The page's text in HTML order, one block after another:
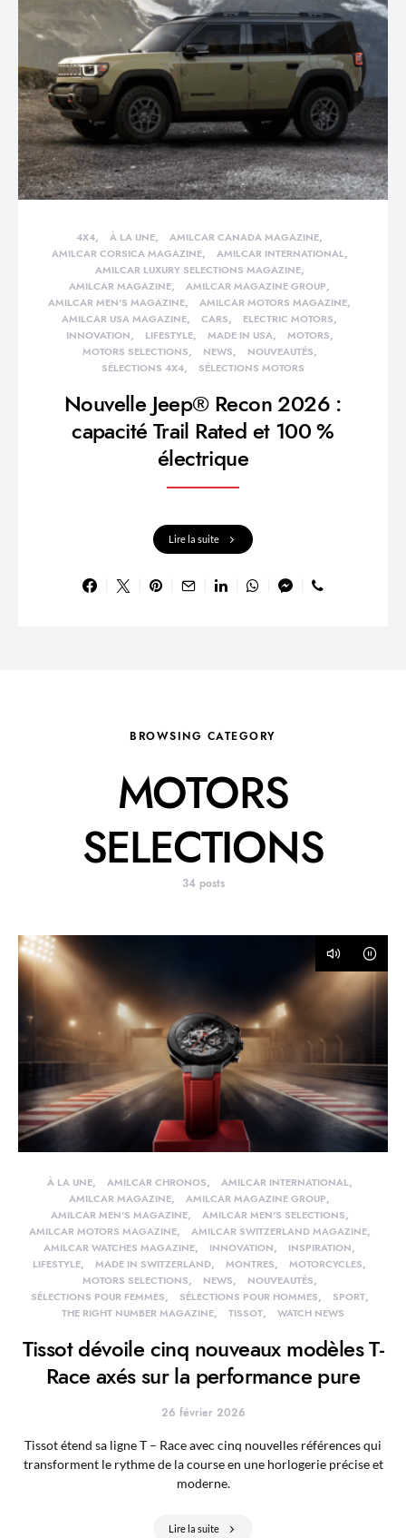
4X4 À LA UNE
AMILCAR CANADA MAGAZINE
AMILCAR CORSICA MAGAZINE
AMILCAR INTERNATIONAL
AMILCAR LUXURY SELECTIONS MAGAZINE
AMILCAR MAGAZINE
AMILCAR MAGAZINE GROUP
AMILCAR MEN'S MAGAZINE
AMILCAR MOTORS MAGAZINE
AMILCAR USA MAGAZINE
CARS
ELECTRIC MOTORS
INNOVATION
LIFESTYLE MADE IN USA
MOTORS
MOTORS SELECTIONS
NEWS
NOUVEAUTÉS
SÉLECTIONS 4X4
SÉLECTIONS MOTORS
Nouvelle Jeep® Recon 2026 :
capacité Trail Rated et 100 %
électrique
Lire la suite
BROWSING CATEGORY
MOTORS
SELECTIONS
34 posts
À LA UNE AMILCAR CHRONOS
AMILCAR INTERNATIONAL
AMILCAR MAGAZINE
AMILCAR MAGAZINE GROUP
AMILCAR MEN'S MAGAZINE
AMILCAR MEN'S SELECTIONS
AMILCAR MOTORS MAGAZINE
AMILCAR SWITZERLAND MAGAZINE
AMILCAR WATCHES MAGAZINE
INNOVATION
INSPIRATION
LIFESTYLE
MADE IN SWITZERLAND MONTRES
MOTORCYCLES
MOTORS SELECTIONS
NEWS
NOUVEAUTÉS
SÉLECTIONS POUR FEMMES
SÉLECTIONS POUR HOMMES
SPORT
THE RIGHT NUMBER MAGAZINE
TISSOT WATCH NEWS
Tissot dévoile cinq nouveaux modèles T-
Race axés sur la performance pure
26 février 2026
Tissot étend sa ligne T – Race avec cinq nouvelles références qui
transforment le rythme de la course en une horlogerie précise et
moderne.
Lire la suite